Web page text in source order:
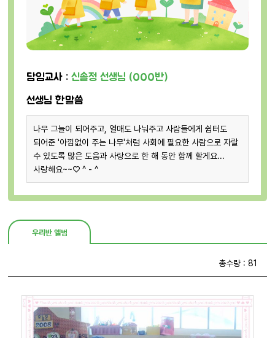
담임교사 :신솔정 선생님 (OOO반)
선생님 한말씀
나무 그늘이 되어주고, 열매도 나눠주고 사람들에게 쉼터도
되어준 '아낌없이 주는 나무'처럼 사회에 필요한 사람으로 자랄
수 있도록 많은 도움과 사랑으로 한 해 동안 함께 할게요...
사랑해요~~♡ ^ - ^
우리반 앨범
총수량 : 81